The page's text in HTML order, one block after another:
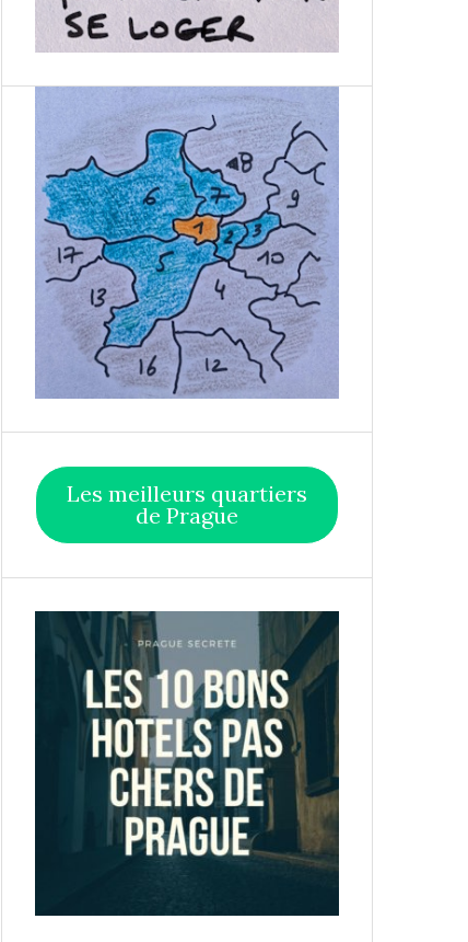
Les meilleurs quartiers
de Prague